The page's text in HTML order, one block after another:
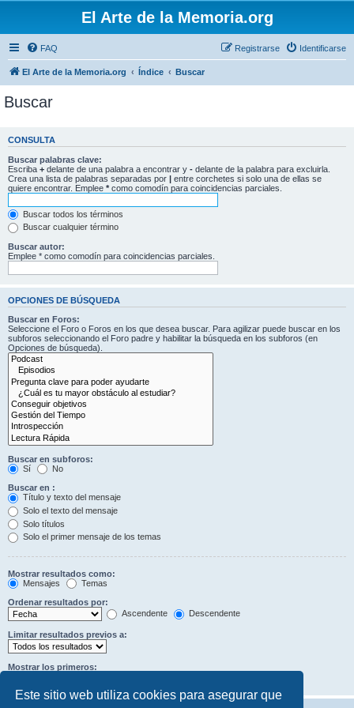
Este sitio web utiliza cookies para asegurar que
El Arte de la Memoria.org
FAQ Identificarse
Registrarse
El Arte de la Memoria.org Índice Buscar
Buscar
CONSULTA
Buscar palabras clave:
Escriba + delante de una palabra a encontrar y - delante de la palabra para excluirla.
Crea una lista de palabras separadas por | entre corchetes si solo una de ellas se
quiere encontrar. Emplee * como comodín para coincidencias parciales.
Buscar todos los términos
Buscar cualquier término
Buscar autor:
Emplee * como comodín para coincidencias parciales.
OPCIONES DE BÚSQUEDA
Buscar en Foros:
Seleccione el Foro o Foros en los que desea buscar. Para agilizar puede buscar en los
subforos seleccionando el Foro padre y habilitar la búsqueda en los subforos (en
Opciones de búsqueda).
Buscar en subforos:
Sí
No
Buscar en :
Título y texto del mensaje
Solo el texto del mensaje
Solo títulos
Solo el primer mensaje de los temas
Mostrar resultados como:
Mensajes
Temas
Ordenar resultados por:
Ascendente
Descendente
Limitar resultados previos a:
Mostrar los primeros: